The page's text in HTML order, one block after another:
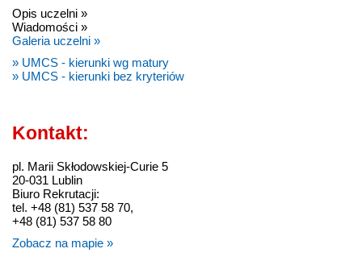
Opis uczelni »
Wiadomości »
Galeria uczelni »
» UMCS - kierunki wg matury
» UMCS - kierunki bez kryteriów
Kontakt:
pl. Marii Skłodowskiej-Curie 5
20-031 Lublin
Biuro Rekrutacji:
tel. +48 (81) 537 58 70,
+48 (81) 537 58 80
Zobacz na mapie »